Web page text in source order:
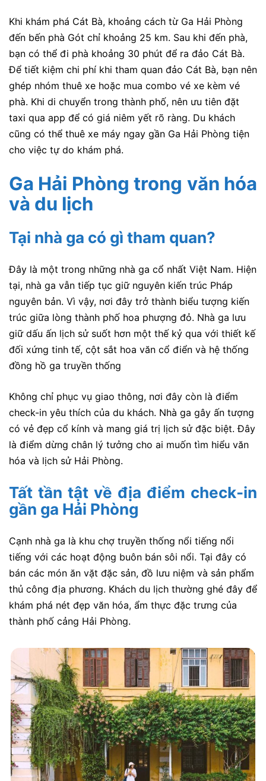
Khi khám phá Cát Bà, khoảng cách từ Ga Hải Phòng
đến bến phà Gót chỉ khoảng 25 km. Sau khi đến phà,
bạn có thể đi phà khoảng 30 phút để ra đảo Cát Bà.
Để tiết kiệm chi phí khi tham quan đảo Cát Bà, bạn nên
ghép nhóm thuê xe hoặc mua combo vé xe kèm vé
phà. Khi di chuyển trong thành phố, nên ưu tiên đặt
taxi qua app để có giá niêm yết rõ ràng. Du khách
cũng có thể thuê xe máy ngay gần Ga Hải Phòng tiện
cho việc tự do khám phá.
Ga Hải Phòng trong văn hóa
và du lịch
Tại nhà ga có gì tham quan?
Đây là một trong những nhà ga cổ nhất Việt Nam. Hiện
tại, nhà ga vẫn tiếp tục giữ nguyên kiến trúc Pháp
nguyên bản. Vì vậy, nơi đây trở thành biểu tượng kiến
trúc giữa lòng thành phố hoa phượng đỏ. Nhà ga lưu
giữ dấu ấn lịch sử suốt hơn một thế kỷ qua với thiết kế
đối xứng tinh tế, cột sắt hoa văn cổ điển và hệ thống
đồng hồ ga truyền thống
Không chỉ phục vụ giao thông, nơi đây còn là điểm
check-in yêu thích của du khách. Nhà ga gây ấn tượng
có vẻ đẹp cổ kính và mang giá trị lịch sử đặc biệt. Đây
là điểm dừng chân lý tưởng cho ai muốn tìm hiểu văn
hóa và lịch sử Hải Phòng.
Tất tần tật về địa điểm check-in
gần ga Hải Phòng
Cạnh nhà ga là khu chợ truyền thống nổi tiếng nổi
tiếng với các hoạt động buôn bán sôi nổi. Tại đây có
bán các món ăn vặt đặc sản, đồ lưu niệm và sản phẩm
thủ công địa phương. Khách du lịch thường ghé đây để
khám phá nét đẹp văn hóa, ẩm thực đặc trưng của
thành phố cảng Hải Phòng.